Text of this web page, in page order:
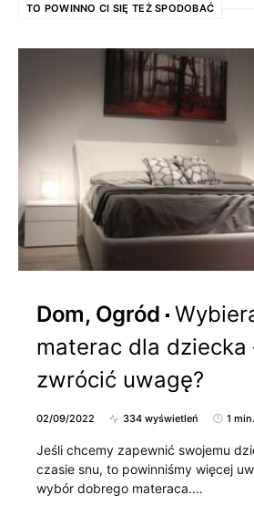
TO POWINNO CI SIĘ TEŻ SPODOBAĆ
Dom, Ogród
materac dla dziecka
zwrócić uwagę?
02/09/2022 334 wyświetleń 1
Jeśli chcemy zapewnić swojemu
czasie snu, to powinniśmy więcej
wybór dobrego materaca.…